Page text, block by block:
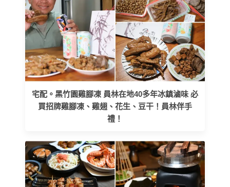
宅配。黑竹園雞腳凍 員林在地40多年冰鎮滷味 必
買招牌雞腳凍、雞翅、花生、豆干！員林伴手
禮！